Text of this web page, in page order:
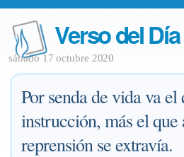
Verso del Día
sábado 17 octubre 2020
Por senda de vida va
instrucción, más el que
reprensión se extravía.